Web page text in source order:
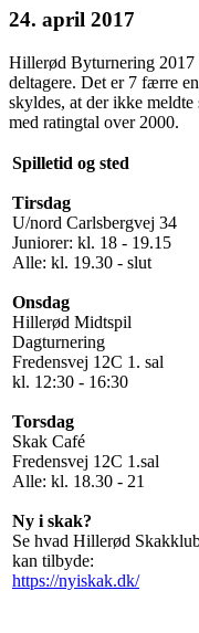
24. april 2017
Hillerød Byturnering 2017
deltagere. Det er 7 færre
skyldes, at der ikke
med ratingtal over 2000.
Spilletid og sted
Tirsdag
U/nord Carlsbergvej 34
Juniorer: kl. 18 - 19.15
Alle: kl. 19.30 - slut
Onsdag
Hillerød Midtspil
Dagturnering
Fredensvej 12C 1. sal
kl. 12:30 - 16:30
Torsdag
Skak Café
Fredensvej 12C 1.sal
Alle: kl. 18.30 - 21
Ny i skak?
Se hvad Hillerød
kan tilbyde:
https://nyiskak.dk/